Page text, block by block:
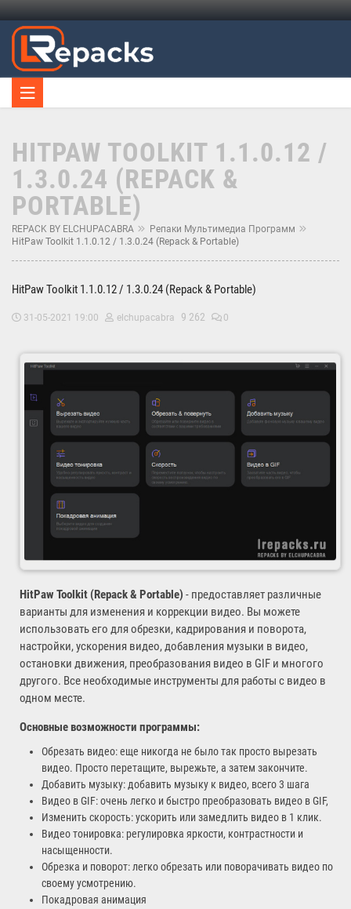
HITPAW TOOLKIT 1.1.0.12 /
1.3.0.24 (REPACK &
PORTABLE)
REPACK BY ELCHUPACABRA
Репаки Мультимедиа Программ
HitPaw Toolkit 1.1.0.12 / 1.3.0.24 (Repack & Portable)
HitPaw Toolkit 1.1.0.12 / 1.3.0.24 (Repack & Portable)
31-05-2021 19:00 elchupacabra 9 262 0
HitPaw Toolkit (Repack & Portable) - предоставляет различные
варианты для изменения и коррекции видео. Вы можете
использовать его для обрезки, кадрирования и поворота,
настройки, ускорения видео, добавления музыки в видео,
остановки движения, преобразования видео в GIF и многого
другого. Все необходимые инструменты для работы с видео в
одном месте.
Основные возможности программы:
Обрезать видео: еще никогда не было так просто вырезать
видео. Просто перетащите, вырежьте, а затем закончите.
Добавить музыку: добавить музыку к видео, всего 3 шага
Видео в GIF: очень легко и быстро преобразовать видео в GIF,
Изменить скорость: ускорить или замедлить видео в 1 клик.
Видео тонировка: регулировка яркости, контрастности и
насыщенности.
Обрезка и поворот: легко обрезать или поворачивать видео по
своему усмотрению.
Покадровая анимация